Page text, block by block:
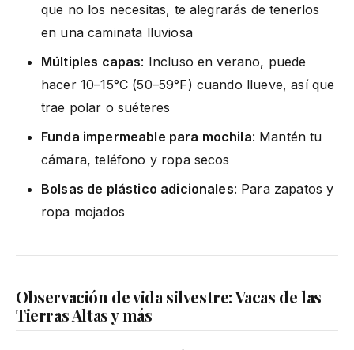
que no los necesitas, te alegrarás de tenerlos
en una caminata lluviosa
Múltiples capas: Incluso en verano, puede
hacer 10–15°C (50–59°F) cuando llueve, así que
trae polar o suéteres
Funda impermeable para mochila: Mantén tu
cámara, teléfono y ropa secos
Bolsas de plástico adicionales: Para zapatos y
ropa mojados
Observación de vida silvestre: Vacas de las
Tierras Altas y más